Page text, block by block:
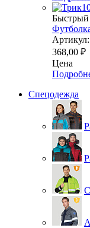
Быстрый
368,00 ₽
Цена
Спецодежда